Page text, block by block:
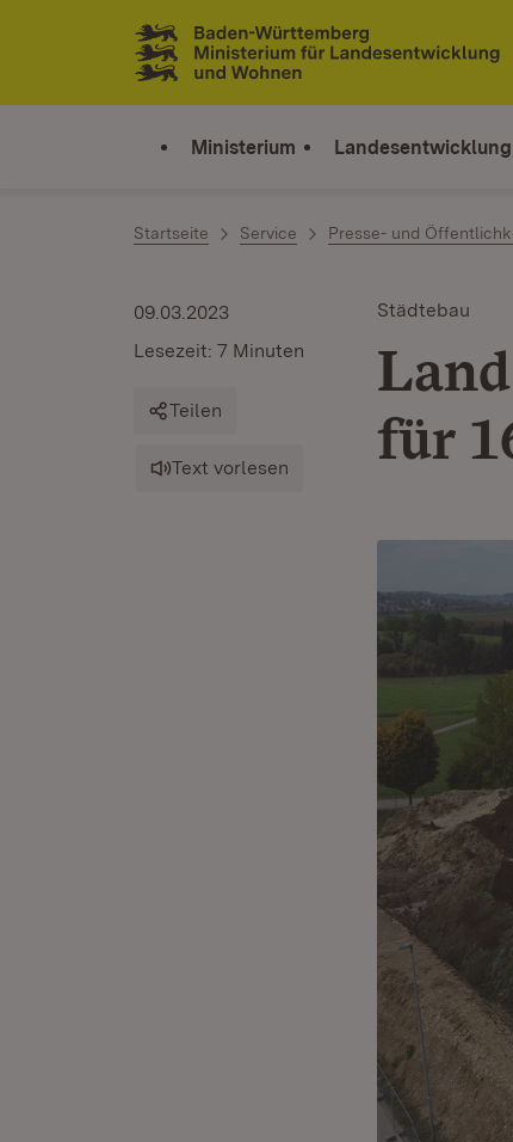
Zum Inhalt springen
Link zur Startseite
Ministerium Landesentwicklung
Startseite Service Presse- und
Städtebau
für
09.03.2023
Lesezeit: 7 Minuten
Teilen
Text vorlesen